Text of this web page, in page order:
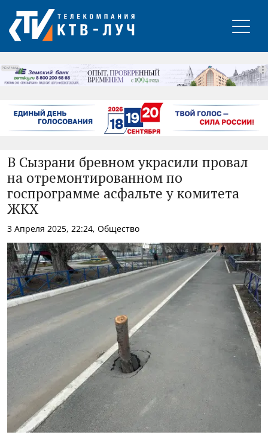
РЕКЛАМА
В Сызрани бревном украсили провал
на отремонтированном по
госпрограмме асфальте у комитета
ЖКХ
3 Апреля 2025, 22:24, Общество